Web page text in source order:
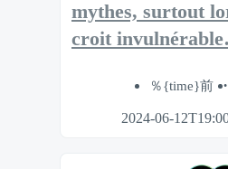
mythes, surtout
croit
％{time}前
2024-06-